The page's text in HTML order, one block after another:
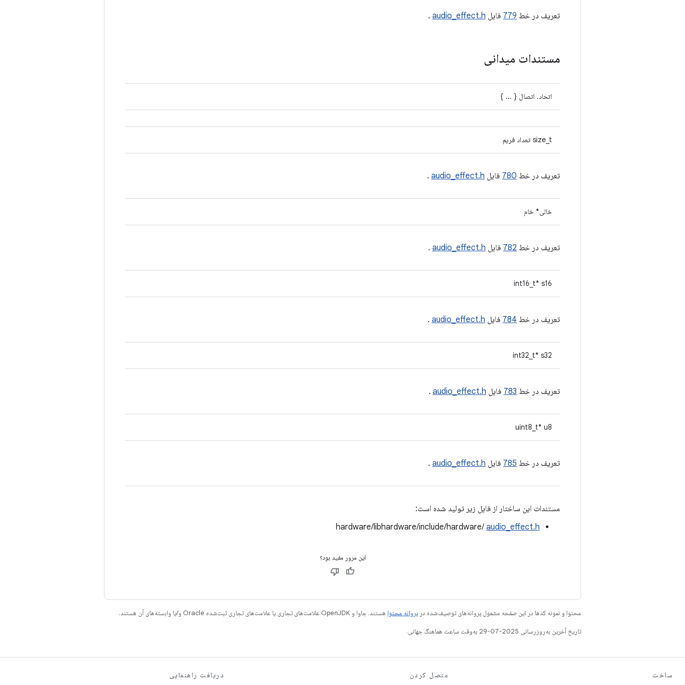
تعریف در خط 779 فایل audio_effect.h
.
مستندات میدانی
اتحاد. اتصال { ... }
size_t تعداد فریم
تعریف در خط 780 فایل audio_effect.h
.
خالی* خام
تعریف در خط 782 فایل audio_effect.h
.
int16_t* s16
تعریف در خط 784 فایل audio_effect.h
.
int32_t* s32
تعریف در خط 783 فایل audio_effect.h
.
uint8_t* u8
تعریف در خط 785 فایل audio_effect.h
.
مستندات این ساختار از فایل زیر تولید شده است:
hardware/libhardware/include/hardware/ audio_effect.h
این مرور مفید بود؟
محتوا و نمونه کدها در این صفحه مشمول پروانه‌های توصیف‌شده در پروانه محتوا هستند. جاوا و OpenJDK علامت‌های تجاری یا علامت‌های تجاری ثبت‌شده Oracle و/یا وابسته‌های آن هستند.
تاریخ آخرین به‌روزرسانی 2025-07-29 به‌وقت ساعت هماهنگ جهانی.
ساخت متصل کردن دریافت راهنمایی